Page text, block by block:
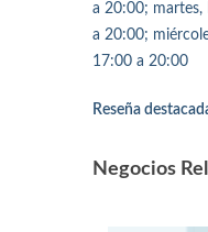
a 20:00;
a 20:00;
17:00 a 20:00
Reseña
Negocios